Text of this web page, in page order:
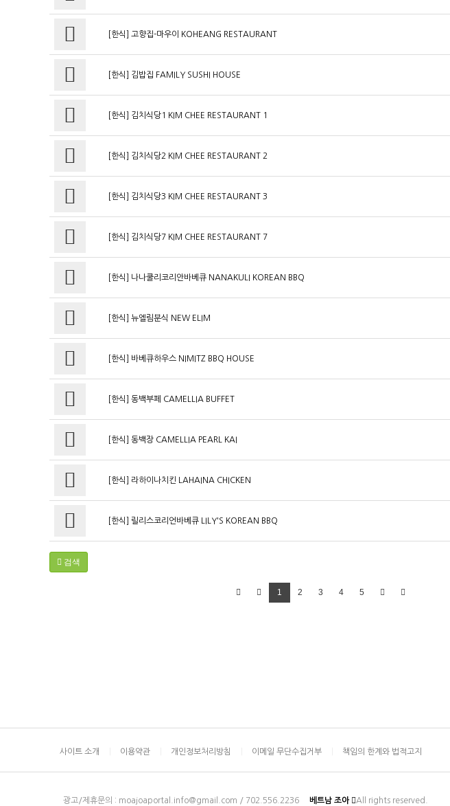
[한식] 고향집-마우이 KOHEANG RESTAURANT
[한식] 김밥집 FAMILY SUSHI HOUSE
[한식] 김치식당1 KIM CHEE RESTAURANT 1
[한식] 김치식당2 KIM CHEE RESTAURANT 2
[한식] 김치식당3 KIM CHEE RESTAURANT 3
[한식] 김치식당7 KIM CHEE RESTAURANT 7
[한식] 나나쿨리코리안바베큐 NANAKULI KOREAN BBQ
[한식] 뉴엘림분식 NEW ELIM
[한식] 바베큐하우스 NIMITZ BBQ HOUSE
[한식] 동백부페 CAMELLIA BUFFET
[한식] 동백장 CAMELLIA PEARL KAI
[한식] 라하이나치킨 LAHAINA CHICKEN
[한식] 릴리스코리언바베큐 LILY'S KOREAN BBQ
검색
1 2 3 4 5
사이트 소개 이용약관 개인정보처리방침 이메일 무단수집거부 책임의 한계와 법적고지
광고/제휴문의 : moajoaportal.info@gmail.com / 702.556.2236 베트남 조아 All rights reserved.